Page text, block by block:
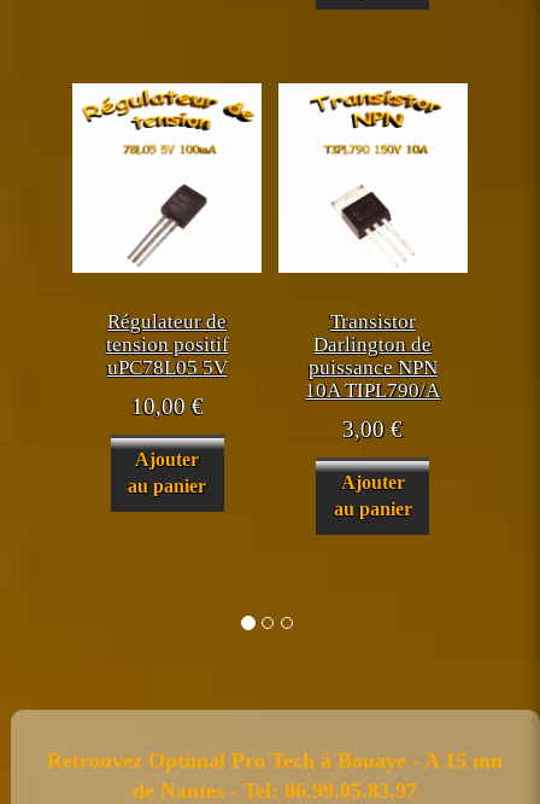
Régulateur de
tension positif
uPC78L05 5V
10,00€
Ajouter
au panier
Transistor
Darlington de
puissance NPN
10A TIPL790/A
3,00€
Ajouter
au panier
Retrouvez Optimal Pro Tech à Bouaye - A 15 mn
de Nantes - Tel: 06.99.05.83.97